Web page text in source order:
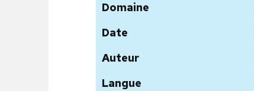
Domaine
Date
Auteur
Langue